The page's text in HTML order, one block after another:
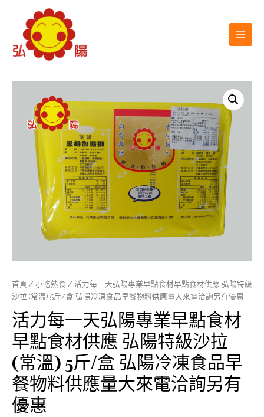
首頁 / 小吃熟食 / 活力每一天弘陽專業早點食材早點食材供應 弘陽特級
沙拉 (常溫) 5斤/盒 弘陽冷凍食品早餐物料供應量大來電洽詢另有優惠
活力每一天弘陽專業早點食材
早點食材供應 弘陽特級沙拉
(常溫) 5斤/盒 弘陽冷凍食品早
餐物料供應量大來電洽詢另有
優惠